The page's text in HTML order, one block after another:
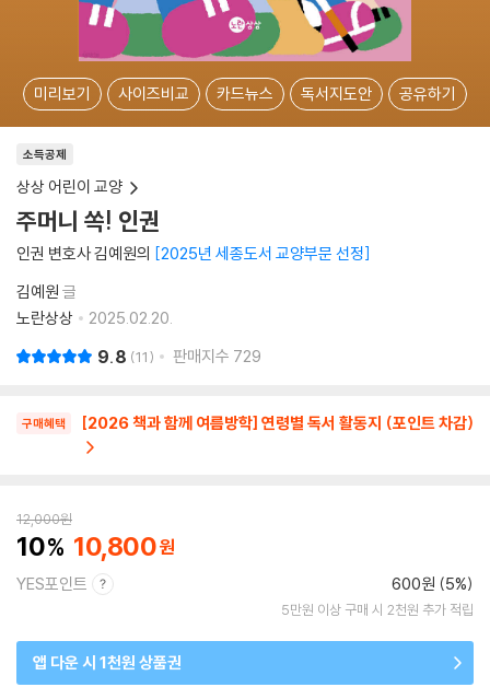
미리보기 사이즈비교 카드뉴스 독서지도안 공유하기
소득공제
상상 어린이 교양
주머니 쏙! 인권
인권 변호사 김예원의 2025년 세종도서 교양부문 선정
김예원 글
노란상상
2025.02.20.
9.8 11 판매지수 729
구매혜택 [2026 책과 함께 여름방학] 연령별 독서 활동지 (포인트 차감)
12,000원
10 10,800
YES포인트 600원 (5%)
5만원 이상 구매 시 2천원 추가 적립
앱 다운 시 1천원 상품권